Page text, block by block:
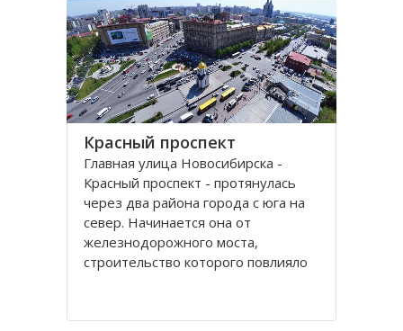
районе рек Томь-Чумыш и Уксунай,
дугой тянется
Красный проспект
Главная улица Новосибирска -
Красный проспект - протянулась
через два района города с юга на
север. Начинается она от
железнодорожного моста,
строительство которого повлияло
августе 1920 года, тогда